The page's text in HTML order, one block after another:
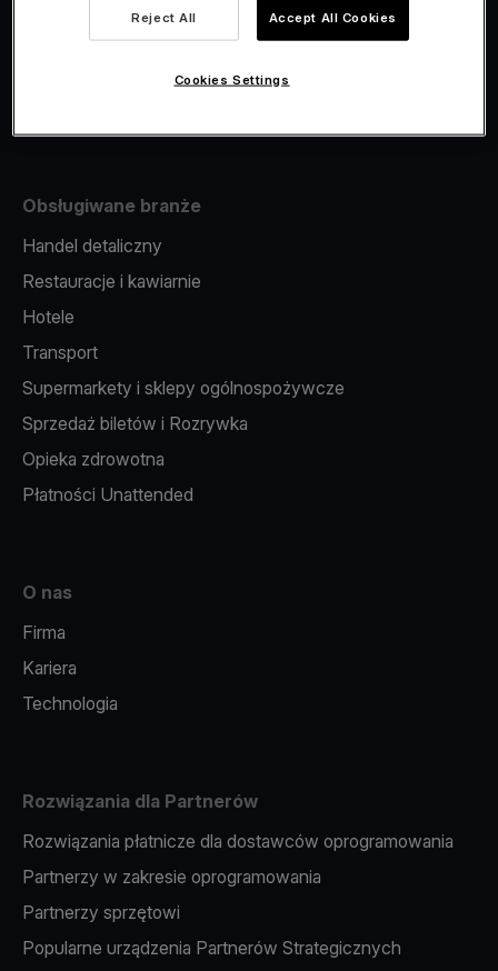
Fiskalizacja
Obsługiwane branże
Handel detaliczny
Restauracje i kawiarnie
Hotele
Transport
Supermarkety i sklepy ogólnospożywcze
Sprzedaż biletów i Rozrywka
Opieka zdrowotna
Płatności Unattended
O nas
Firma
Kariera
Technologia
Rozwiązania dla Partnerów
Rozwiązania płatnicze dla dostawców oprogramowania
Partnerzy w zakresie oprogramowania
Partnerzy sprzętowi
Popularne urządzenia Partnerów Strategicznych
Reject All Accept All Cookies
Cookies Settings